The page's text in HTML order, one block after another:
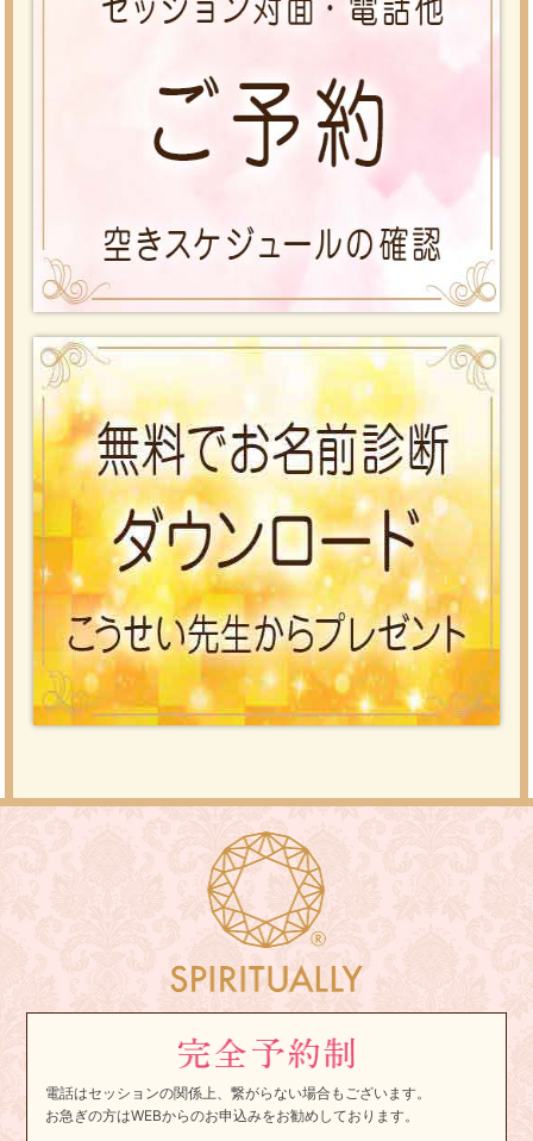
電話はセッションの関係上、繋がらない場合もございます。
お急ぎの方はWEBからのお申込みをお勧めしております。